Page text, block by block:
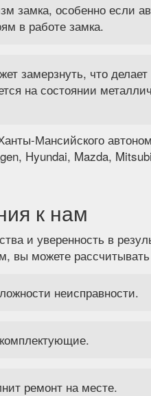
замка, особенно если
в работе замка.
замерзнуть, что
на состоянии
Мансийского
Hyundai, Mazda,
к нам
и уверенность в
вы можете
неисправности.
ремонт на месте.